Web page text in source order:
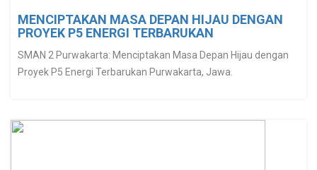
MENCIPTAKAN MASA DEPAN HIJAU DENGAN
PROYEK P5 ENERGI TERBARUKAN
SMAN 2 Purwakarta: Menciptakan Masa Depan Hijau dengan
Proyek P5 Energi Terbarukan Purwakarta, Jawa.